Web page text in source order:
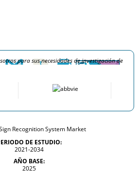
para sus necesidades de investigación de
DE ESTUDIO:
2021-2034
AÑO BASE:
2025